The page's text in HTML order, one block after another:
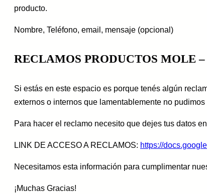
producto.
Nombre, Teléfono, email, mensaje (opcional)
RECLAMOS PRODUCTOS MOLE
Si estás en este espacio es porque tenés algún
externos o internos que lamentablemente no pudimos
Para hacer el reclamo necesito que dejes tus datos
LINK DE ACCESO A RECLAMOS: https://
Necesitamos esta información para cumplimentar
¡Muchas Gracias!